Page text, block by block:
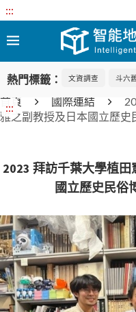
:::
熱門標籤： 文資調查 斗六
:::
首頁 國際連結
雅之副教授及日本國立歷史
2023 拜訪千葉大學植
國立歷史民俗